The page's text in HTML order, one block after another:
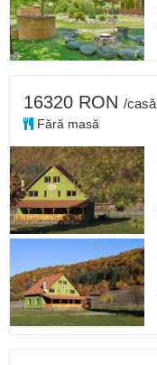
16320 RON /casă
Fără masă